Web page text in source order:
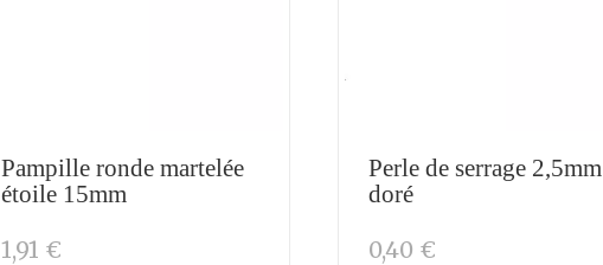
Pampille ronde martelée
étoile 15mm
1,91 €
Perle de serrage 2,5mm
doré
0,40 €